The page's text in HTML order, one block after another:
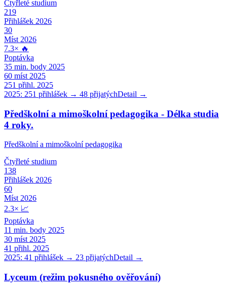
Čtyřleté studium
219
Přihlášek 2026
30
Míst 2026
7.3× 🔥
Poptávka
35 min. body 2025
60 míst 2025
251 přihl. 2025
2025: 251 přihlášek → 48 přijatýchDetail →
Předškolní a mimoškolní pedagogika - Délka studia
4 roky.
Předškolní a mimoškolní pedagogika
Čtyřleté studium
138
Přihlášek 2026
60
Míst 2026
2.3× 📈
Poptávka
11 min. body 2025
30 míst 2025
41 přihl. 2025
2025: 41 přihlášek → 23 přijatýchDetail →
Lyceum (režim pokusného ověřování)